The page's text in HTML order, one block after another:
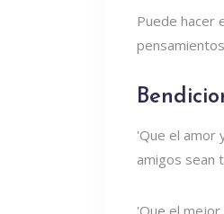
Puede hacer
'Que el amor
amigos sean
'Que el